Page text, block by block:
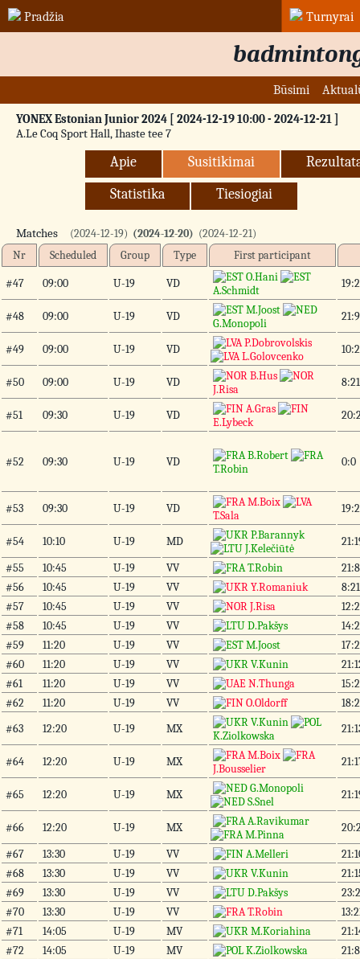
Pradžia Turnyrai
Būsimi
YONEX Estonian Junior 2024 [ 2024-12-19 10:00 - 2024-12-21 ]
A.Le Coq Sport Hall, Ihaste tee 7
Apie Susitikimai
Statistika
Tiesiogiai
Matches (2024-12-19) (2024-12-20) (2024-12-21)
Nr
Scheduled Group Type First participant
#47 09:00 U-19 VD
O.Hani
A.Schmidt
#48 09:00 U-19 VD
M.Joost
G.Monopoli
#49 09:00 U-19 VD
P.Dobrovolskis
L.Golovcenko
#50 09:00 U-19 VD
B.Hus
J.Risa
#51 09:30 U-19 VD
A.Gras
E.Lybeck
#52 09:30 U-19 VD
B.Robert
T.Robin
0:0
#53 09:30 U-19 VD
M.Boix
T.Sala
#54 10:10 U-19 MD
P.Barannyk
J.Kelečiūtė
#55
10:45 U-19 VV T.Robin
#56
10:45 U-19 VV Y.Romaniuk
#57
10:45 U-19 VV J.Risa
#58
10:45 U-19 VV D.Pakšys
#59
11:20 U-19 VV M.Joost
#60
11:20 U-19 VV V.Kunin
#61
11:20 U-19 VV N.Thunga
#62
11:20 U-19 VV O.Oldorff
#63
12:20 U-19 MX
V.Kunin
K.Ziolkowska
#64 12:20 U-19 MX
M.Boix
J.Bousselier
#65 12:20 U-19 MX
G.Monopoli
S.Snel
#66 12:20 U-19 MX
A.Ravikumar
M.Pinna
#67
13:30 U-19 VV A.Melleri
#68
13:30 U-19 VV V.Kunin
#69
13:30 U-19 VV D.Pakšys
#70
13:30 U-19 VV T.Robin
#71
14:05 U-19 MV M.Koriahina
#72
14:05 U-19 MV K.Ziolkowska